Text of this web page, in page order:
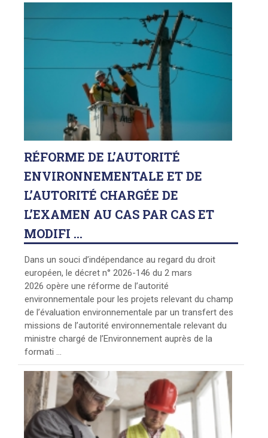
RÉFORME DE L’AUTORITÉ
ENVIRONNEMENTALE ET DE
L’AUTORITÉ CHARGÉE DE
L’EXAMEN AU CAS PAR CAS ET
MODIFI ...
Dans un souci d’indépendance au regard du droit
européen, le décret n° 2026-146 du 2 mars
2026 opère une réforme de l’autorité
environnementale pour les projets relevant du champ
de l’évaluation environnementale par un transfert des
missions de l’autorité environnementale relevant du
ministre chargé de l’Environnement auprès de la
formati ...